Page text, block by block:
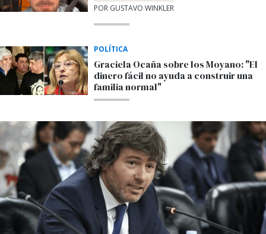
POR GUSTAVO WINKLER
POLÍTICA
Graciela Ocaña sobre los Moyano: "El
dinero fácil no ayuda a construir una
familia normal"